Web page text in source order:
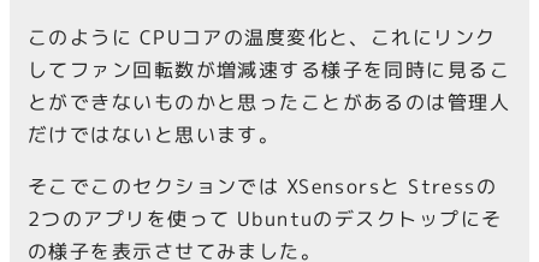
このように CPUコアの温度変化と、これにリンク
してファン回転数が増減速する様子を同時に見るこ
とができないものかと思ったことがあるのは管理人
だけではないと思います。
そこでこのセクションでは XSensorsと Stressの
2つのアプリを使って Ubuntuのデスクトップにそ
の様子を表示させてみました。